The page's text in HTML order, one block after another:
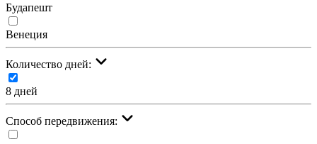
Будапешт
Венеция
Количество дней:
8 дней
Cпособ передвижения: